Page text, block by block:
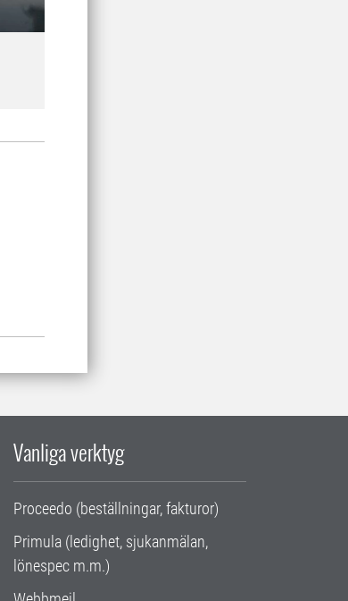
Vanliga verktyg
Proceedo (beställningar, fakturor)
Primula (ledighet, sjukanmälan,
lönespec m.m.)